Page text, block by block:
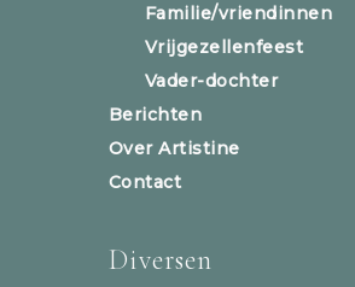
Familie/vriendinnen
Vrijgezellenfeest
Vader-dochter
Berichten
Over Artistine
Contact
Diversen